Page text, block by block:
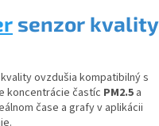
senzor kvality
ovzdušia kompatibilný s
koncentrácie častíc PM2.5 a
čase a grafy v aplikácii